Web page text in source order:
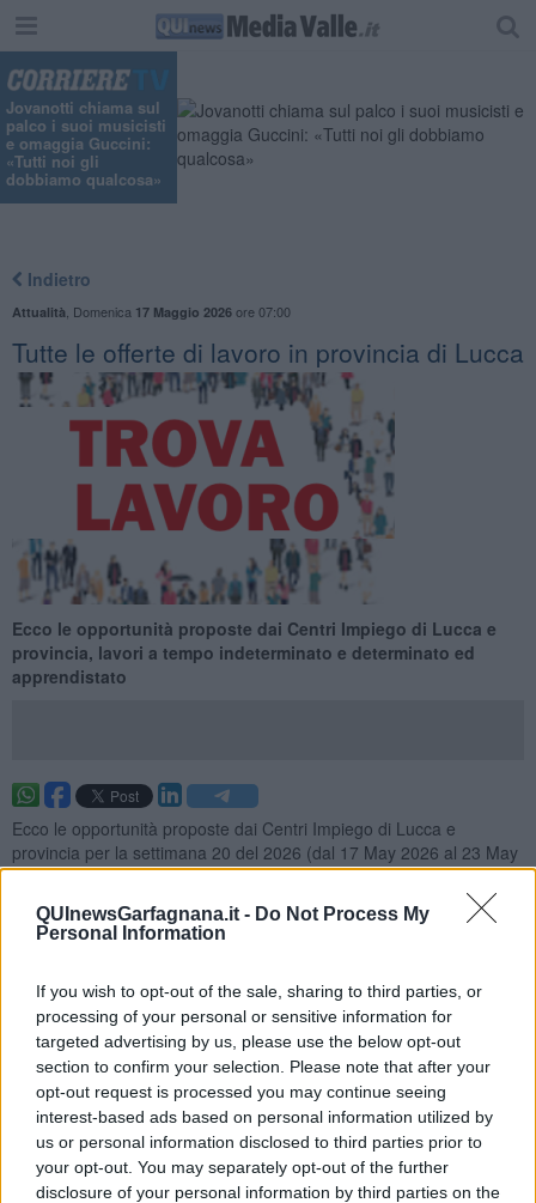
QUInewsGarfagnana.it - Do Not Process My
Personal Information
If you wish to opt-out of the sale, sharing to third parties, or
processing of your personal or sensitive information for
targeted advertising by us, please use the below opt-out
section to confirm your selection. Please note that after your
opt-out request is processed you may continue seeing
interest-based ads based on personal information utilized by
us or personal information disclosed to third parties prior to
your opt-out. You may separately opt-out of the further
disclosure of your personal information by third parties on the
Jovanotti chiama sul
palco i suoi musicisti
e omaggia Guccini:
«Tutti noi gli
dobbiamo qualcosa»
Indietro
Attualità Domenica 17 Maggio 2026ore 07:00
​Tutte le offerte di lavoro in provincia di Lucca
Ecco le opportunità proposte dai Centri Impiego di Lucca e
provincia, lavori a tempo indeterminato e determinato ed
apprendistato
Ecco le opportunità proposte dai Centri Impiego di Lucca e
provincia per la settimana 20 del 2026 (dal 17 May 2026 al 23 May
2026), lavori a tempo indeterminato e determinato ed
Per vedere tutte le offerte di lavoroCLICCA QUI
I lavori più richiesti
Operai Addetti Ai Servizi di Igiene e Pulizia29
Commessi Delle Vendite al Minuto21
Elettricisti Ed Installatori di Impianti Elettrici Nelle
Costruzioni Civili14
Personale Non Qualificato Addetto Ai Servizi di Pulizia di
Uffici Ed Esercizi Commerciali 13